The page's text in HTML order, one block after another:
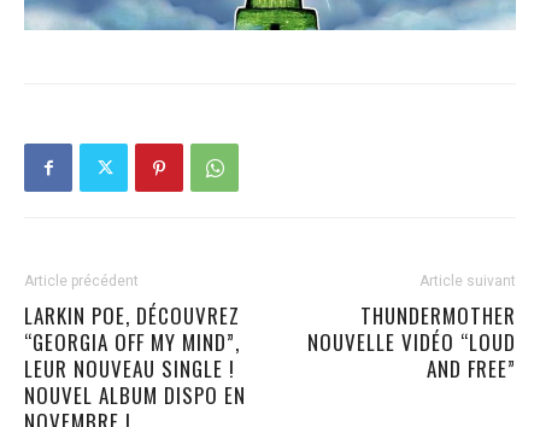
Article précédent
LARKIN POE, DÉCOUVREZ
“GEORGIA OFF MY MIND”,
LEUR NOUVEAU SINGLE !
NOUVEL ALBUM DISPO EN
Article suivant
THUNDERMOTHER
NOUVELLE VIDÉO “LOUD
AND FREE”